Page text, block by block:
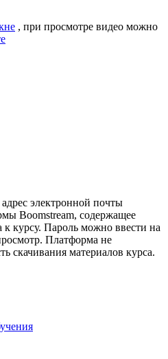
, при просмотре видео можно
электронной почты
Boomstream, содержащее
к курсу. Пароль можно ввести на
Платформа не
скачивания материалов курса.